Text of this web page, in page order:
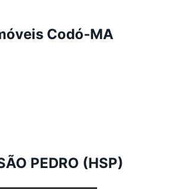
Codó-MA
PEDRO (HSP)